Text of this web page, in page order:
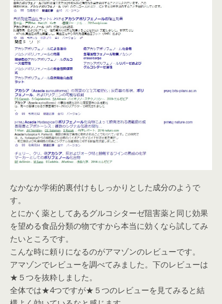
なかなか学術的裏付けもしっかりとした成分のようで
す。
とにかく薬としてあるグルコシターゼ阻害薬と同じ効果
を望める食品分類の物ですから本当に効くなら試してみ
たいところです。
こんな時に頼りになるのがアマゾンのレビューです。
アマゾンでレビューを調べてみました。下のレビューは
★５つを抜粋しました。
全体では★4つですが★５つのレビューを見てみると結